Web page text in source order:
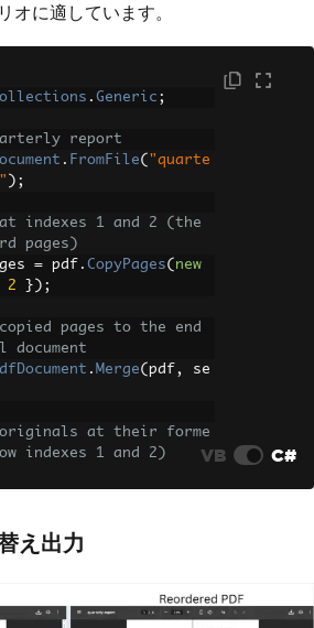
オに適しています。
. Generic ;
report
. FromFile( "quarte
);
indexes 1 and 2 (the
pages)
= pdf . CopyPages( new
2 });
pages to the end
. Merge( pdf ,
se
originals at their forme
indexes 1 and 2)
result to a new
VB C#
え出力